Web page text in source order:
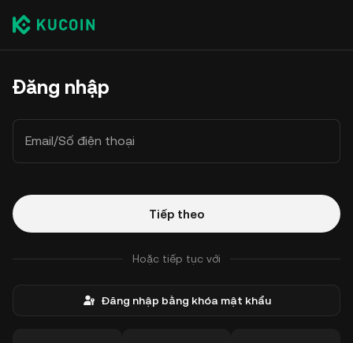
Đăng nhập
Email/Số điện thoại
Tiếp theo
Hoặc tiếp tục với
Đăng nhập bằng khóa mật khẩu